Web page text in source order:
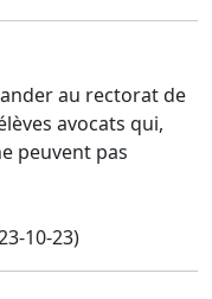
au rectorat de
avocats qui,
peuvent pas
10-23)